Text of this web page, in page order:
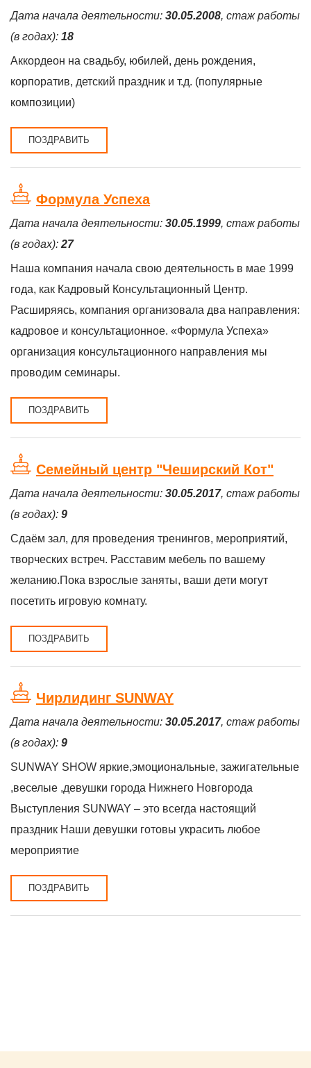
Дата начала деятельности: 30.05.2008, стаж работы
(в годах): 18
Аккордеон на свадьбу, юбилей, день рождения,
корпоратив, детский праздник и т.д. (популярные
композиции)
ПОЗДРАВИТЬ
Формула Успеха
Дата начала деятельности: 30.05.1999, стаж работы
(в годах): 27
Наша компания начала свою деятельность в мае 1999
года, как Кадровый Консультационный Центр.
Расширяясь, компания организовала два направления:
кадровое и консультационное. «Формула Успеха»
организация консультационного направления мы
проводим семинары.
ПОЗДРАВИТЬ
Семейный центр "Чеширский Кот"
Дата начала деятельности: 30.05.2017, стаж работы
(в годах): 9
Сдаём зал, для проведения тренингов, мероприятий,
творческих встреч. Расставим мебель по вашему
желанию.Пока взрослые заняты, ваши дети могут
посетить игровую комнату.
ПОЗДРАВИТЬ
Чирлидинг SUNWAY
Дата начала деятельности: 30.05.2017, стаж работы
(в годах): 9
SUNWAY SHOW яркие,эмоциональные, зажигательные
,веселые ,девушки города Нижнего Новгорода
Выступления SUNWAY – это всегда настоящий
праздник Наши девушки готовы украсить любое
мероприятие
ПОЗДРАВИТЬ